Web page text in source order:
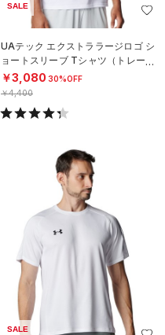
SALE
UAテック エクストララージロゴ シ
ョートスリーブ Tシャツ（トレーニ
ング/MEN）
￥3,080 30%OFF
￥4,400
SALE